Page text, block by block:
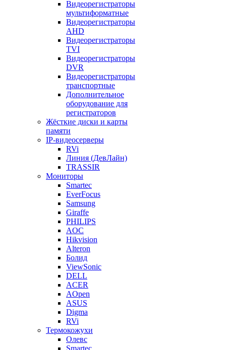
Видеорегистраторы
мультиформатные
Видеорегистраторы
AHD
Видеорегистраторы
TVI
Видеорегистраторы
DVR
Видеорегистраторы
транспортные
Дополнительное
оборудование для
регистраторов
Жёсткие диски и карты
памяти
IP-видеосерверы
RVi
Линия (ДевЛайн)
TRASSIR
Мониторы
Smartec
EverFocus
Samsung
Giraffe
PHILIPS
AOC
Hikvision
Alteron
Болид
ViewSonic
DELL
ACER
AOpen
ASUS
Digma
RVi
Термокожухи
Олевс
Smartec